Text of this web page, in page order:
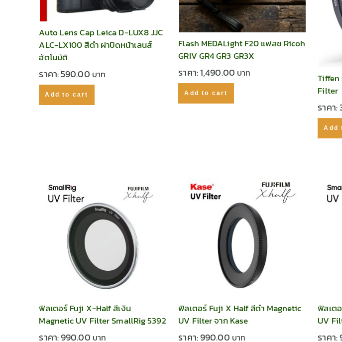
Auto Lens Cap Leica D-LUX8 JJC
ALC-LX100 สีดำ ฝาปิดหน้าเลนส์
อัตโนมัติ
ราคา:590.00
Add to cart
Flash MEDALight F20 แฟลช Ricoh
GRIV GR4 GR3 GR3X
ราคา:1,490.00
Add to cart
Tiffen
Filter
ราคา:
Add
ฟิลเตอร์ Fuji X-Half สีเงิน
Magnetic UV Filter SmallRig 5392
ราคา:990.00
ฟิลเตอร์ Fuji X Half สีดำ Magnetic
UV Filter จาก Kase
ราคา:990.00
ฟิลเต
UV
ราคา: